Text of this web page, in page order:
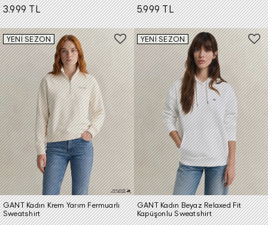
3.999 TL 5.999 TL
YENİ SEZON
GANT Kadın Krem Yarım Fermuarlı
Sweatshirt
YENİ SEZON
GANT Kadın Beyaz Relaxed Fit
Kapüşonlu Sweatshirt